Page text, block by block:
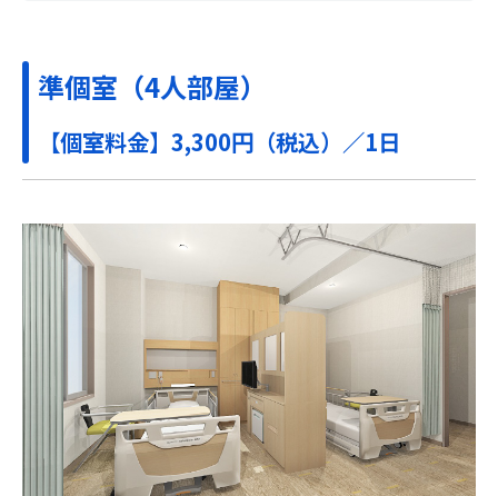
準個室（4人部屋）
【個室料金】3,300円（税込）／1日